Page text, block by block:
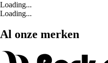
Loading...
Loading...
Al onze merken